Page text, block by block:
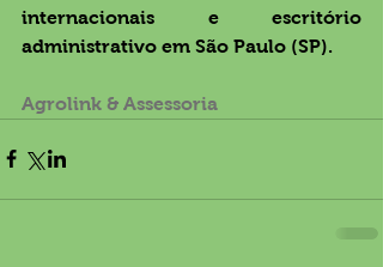
internacionais e escritório
administrativo em São Paulo (SP).
Agrolink & Assessoria